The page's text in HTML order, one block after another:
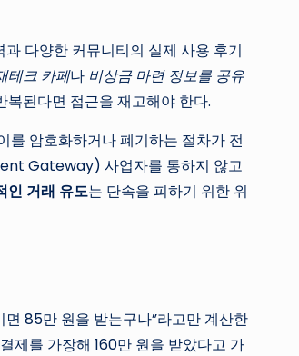
다양한 커뮤니티의 실제 사용 후기
테크 카페나 비상금 마련 정보를 공유
된다면 접근을 재고해야 한다.
를 암호화하거나 폐기하는 절차가 전
Gateway) 사업자를 통하지 않고
인 거래 유도는 단속을 피하기 위한 위
면 85만 원을 받는구나”라고만 계산한
제를 가장해 160만 원을 받았다고 가